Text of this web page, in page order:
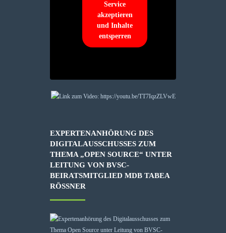
Service
akzeptieren
und Inhalte
entsperren
EXPERTENANHÖRUNG DES
DIGITALAUSSCHUSSES ZUM
THEMA „OPEN SOURCE“ UNTER
LEITUNG VON BVSC-
BEIRATSMITGLIED MDB TABEA
RÖSSNER